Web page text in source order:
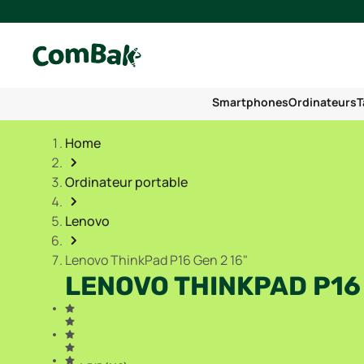
SmartphonesOrdinateurs
Home
Ordinateur portable
Lenovo
Lenovo ThinkPad P16 Gen 2 16"
LENOVO THINKPAD